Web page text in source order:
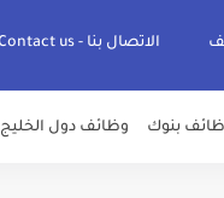
الاتصال بنا - Contact us
بنوك وظائف دول الخليج